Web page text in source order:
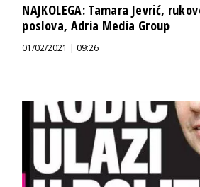
NAJKOLEGA: Tamara Jevrić,
poslova, Adria Media Group
01/02/2021 | 09:26